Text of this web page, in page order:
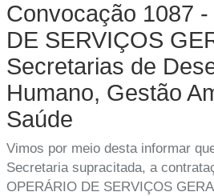
Convocação 1087
DE SERVIÇOS
Secretarias de
Humano, Gestão
Saúde
Vimos por meio desta informar
Secretaria supracitada, a
OPERÁRIO DE SERVIÇOS